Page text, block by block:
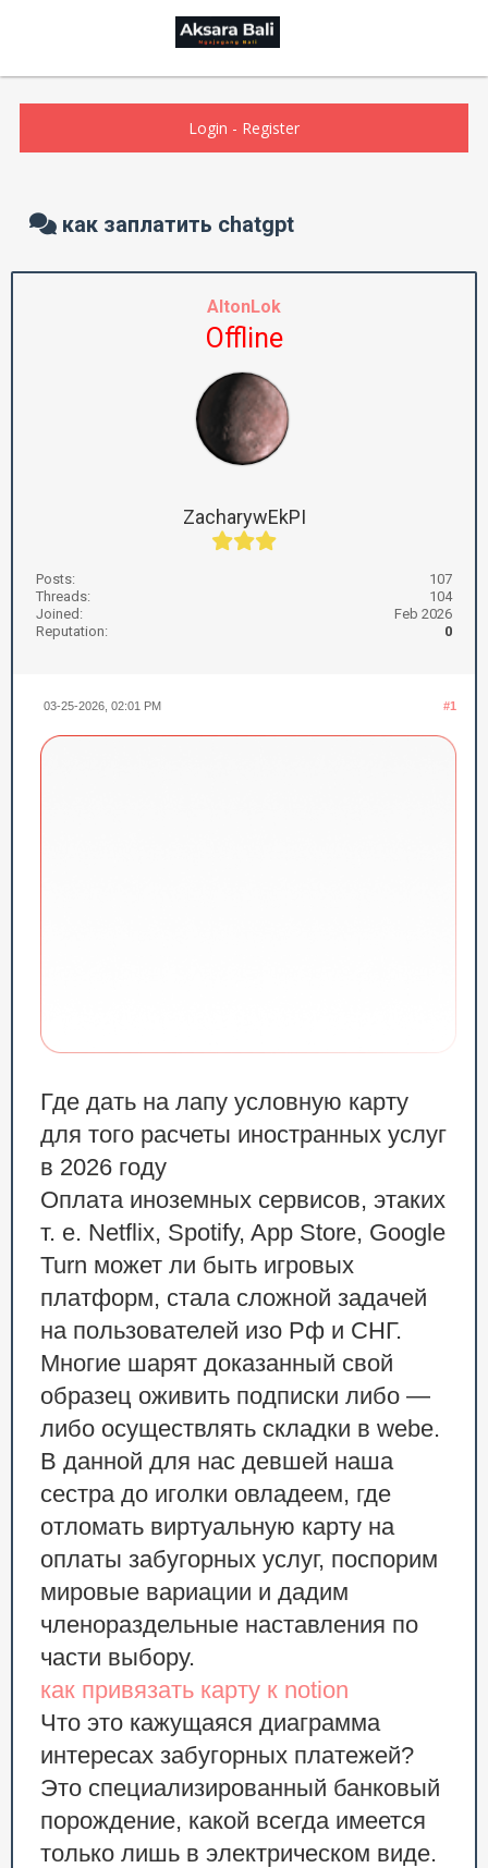
Login - Register
как заплатить chatgpt
AltonLok
Offline
ZacharywEkPI
Posts:
107
Threads:
104
Joined:
Feb 2026
Reputation:
0
#1
03-25-2026, 02:01 PM
Где дать на лапу условную карту
для того расчеты иностранных услуг
в 2026 году
Оплата иноземных сервисов, этаких
т. е. Netflix, Spotify, App Store, Google
Turn может ли быть игровых
платформ, стала сложной задачей
на пользователей изо Рф и СНГ.
Многие шарят доказанный свой
образец оживить подписки либо —
либо осуществлять складки в webе.
В данной для нас девшей наша
сестра до иголки овладеем, где
отломать виртуальную карту на
оплаты забугорных услуг, поспорим
мировые вариации и дадим
членораздельные наставления по
части выбору.
как привязать карту к notion
Что это кажущаяся диаграмма
интересах забугорных платежей?
Это специализированный банковый
порождение, какой всегда имеется
только лишь в электрическом виде.